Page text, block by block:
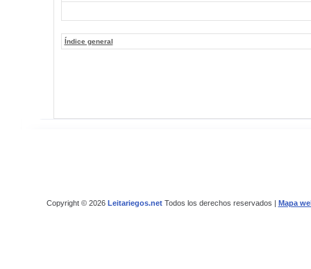
Índice general
Copyright © 2026 Leitariegos.netTodos los derechos reservados | Mapa